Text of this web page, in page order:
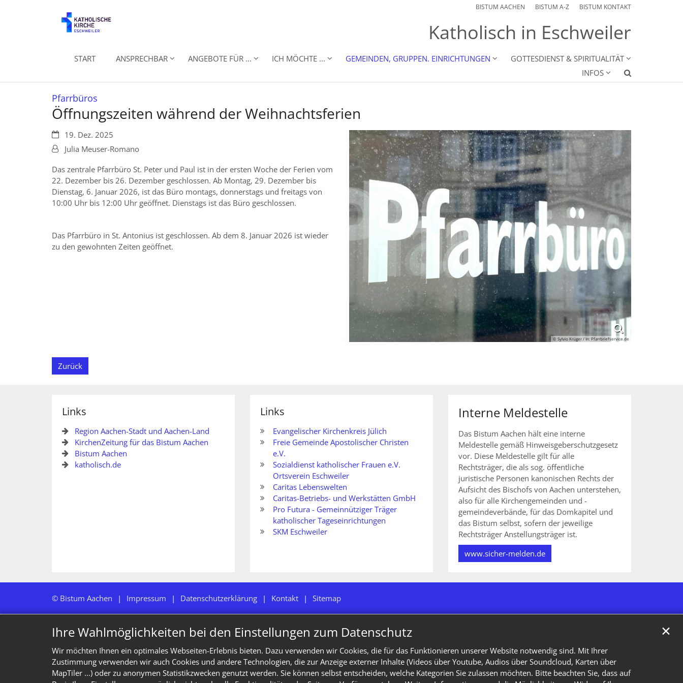
Ihre Wahlmöglichkeiten bei den Einstellungen zum Datenschutz
Wir möchten Ihnen ein optimales Webseiten-Erlebnis bieten. Dazu verwenden wir Cookies, die für das Funktionieren unserer Website notwendig sind. Mit Ihrer
Zustimmung verwenden wir auch Cookies und andere Technologien, die zur Anzeige externer Inhalte (Videos über Youtube, Audios über Soundcloud, Karten über
MapTiler ...) oder zu anonymen Statistikzwecken genutzt werden. Sie können selbst entscheiden, welche Kategorien Sie zulassen möchten. Bitte beachten Sie, dass auf
✕
BISTUM AACHEN BISTUM A-Z BISTUM KONTAKT
Katholisch in Eschweiler
START ANSPRECHBAR ANGEBOTE FÜR ... ICH MÖCHTE ... GEMEINDEN, GRUPPEN. EINRICHTUNGEN
GOTTESDIENST & SPIRITUALITÄT
INFOS
Pfarrbüros
Öffnungszeiten während der Weihnachtsferien
© Sylvio Krüger / In: Pfarrbriefservice.de
Datum:19. Dez. 2025
Von:Julia Meuser-Romano
Das zentrale Pfarrbüro St. Peter und Paul ist in der ersten Woche der Ferien vom
22. Dezember bis 26. Dezember geschlossen. Ab Montag, 29. Dezember bis
Dienstag, 6. Januar 2026, ist das Büro montags, donnerstags und freitags von
10:00 Uhr bis 12:00 Uhr geöffnet. Dienstags ist das Büro geschlossen.
Das Pfarrbüro in St. Antonius ist geschlossen. Ab dem 8. Januar 2026 ist wieder
zu den gewohnten Zeiten geöffnet.
Zurück
Links
Region Aachen-Stadt und Aachen-Land
KirchenZeitung für das Bistum Aachen
Bistum Aachen
katholisch.de
Links
Evangelischer Kirchenkreis Jülich
Freie Gemeinde Apostolischer Christen
e.V.
Sozialdienst katholischer Frauen e.V.
Ortsverein Eschweiler
Caritas Lebenswelten
Caritas-Betriebs- und Werkstätten GmbH
Pro Futura - Gemeinnütziger Träger
katholischer Tageseinrichtungen
SKM Eschweiler
Interne Meldestelle
Das Bistum Aachen hält eine interne
Meldestelle gemäß Hinweisgeberschutzgesetz
vor. Diese Meldestelle gilt für alle
Rechtsträger, die als sog. öffentliche
juristische Personen kanonischen Rechts der
Aufsicht des Bischofs von Aachen unterstehen,
also für alle Kirchengemeinden und -
gemeindeverbände, für das Domkapitel und
das Bistum selbst, sofern der jeweilige
Rechtsträger Anstellungsträger ist.
www.sicher-melden.de
© Bistum Aachen Impressum Datenschutzerklärung Kontakt Sitemap